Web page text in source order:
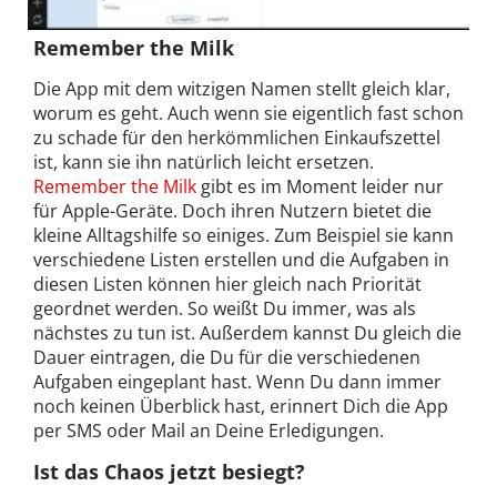
Remember the Milk
Die App mit dem witzigen Namen stellt gleich klar,
worum es geht. Auch wenn sie eigentlich fast schon
zu schade für den herkömmlichen Einkaufszettel
ist, kann sie ihn natürlich leicht ersetzen.
Remember the Milk gibt es im Moment leider nur
für Apple-Geräte. Doch ihren Nutzern bietet die
kleine Alltagshilfe so einiges. Zum Beispiel sie kann
verschiedene Listen erstellen und die Aufgaben in
diesen Listen können hier gleich nach Priorität
geordnet werden. So weißt Du immer, was als
nächstes zu tun ist. Außerdem kannst Du gleich die
Dauer eintragen, die Du für die verschiedenen
Aufgaben eingeplant hast. Wenn Du dann immer
noch keinen Überblick hast, erinnert Dich die App
per SMS oder Mail an Deine Erledigungen.
Ist das Chaos jetzt besiegt?